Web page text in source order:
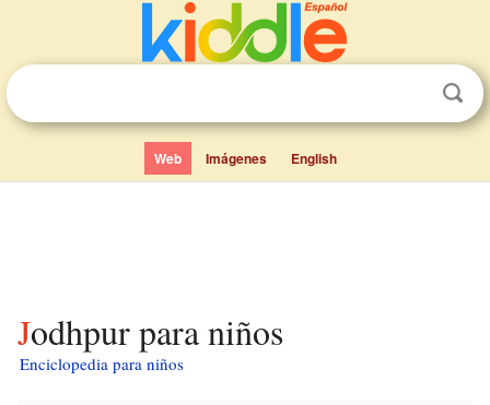
Web Imágenes English
Jodhpur para niños
Enciclopedia para niños